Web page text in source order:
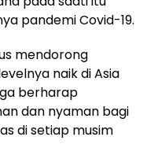
pandemi Covid-19.
mendorong
naik di Asia
berharap
dan nyaman bagi
di setiap musim